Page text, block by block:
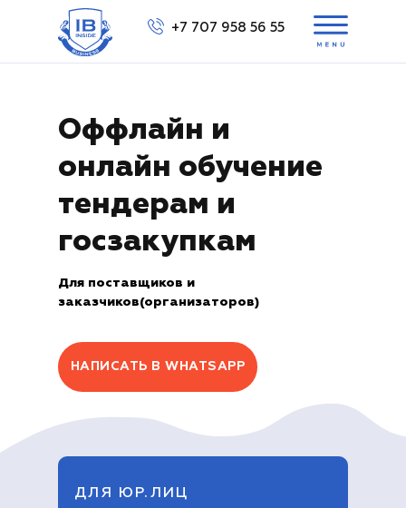
+7 707 958 56 55
Оффлайн и
онлайн обучение
тендерам и
госзакупкам
Для поставщиков и
заказчиков(организаторов)
НАПИСАТЬ В WHATSAPP
ДЛЯ ЮР.ЛИЦ